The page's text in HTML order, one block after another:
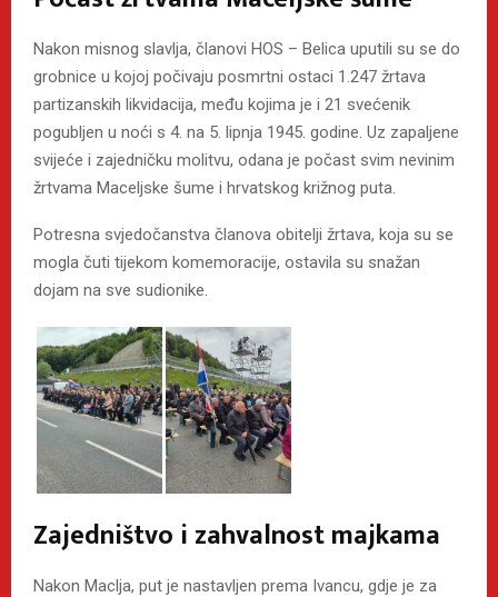
Nakon misnog slavlja, članovi HOS – Belica uputili su se do
grobnice u kojoj počivaju posmrtni ostaci 1.247 žrtava
partizanskih likvidacija, među kojima je i 21 svećenik
pogubljen u noći s 4. na 5. lipnja 1945. godine. Uz zapaljene
svijeće i zajedničku molitvu, odana je počast svim nevinim
žrtvama Maceljske šume i hrvatskog križnog puta.
Potresna svjedočanstva članova obitelji žrtava, koja su se
mogla čuti tijekom komemoracije, ostavila su snažan
dojam na sve sudionike.
Zajedništvo i zahvalnost majkama
Nakon Maclja, put je nastavljen prema Ivancu, gdje je za